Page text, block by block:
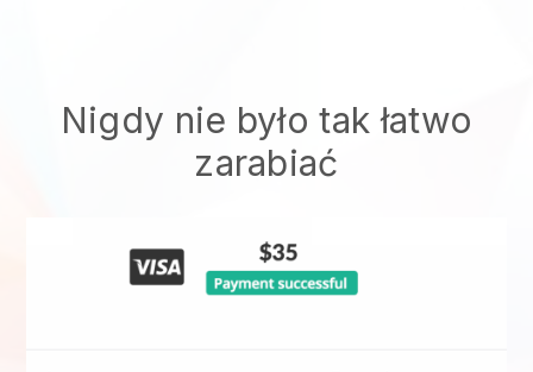
Nigdy nie było tak łatwo
zarabiać